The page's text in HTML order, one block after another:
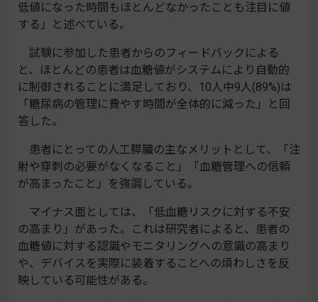
低値になった時間もほとんどなかったことも注目に値
する」と述べている。
試験に参加した患者からのフィードバックによる
と、ほとんどの患者は血糖値がシステムにより自動的
に制御されることに満足しており、10人中9人(89%)は
「糖尿病の管理に費やす時間が全体的に減った」と回
答した。
患者にとっての人工膵臓の主なメリットとして、「注
射や穿刺の必要がなくなること」「血糖管理への信頼
が高まったこと」を強調している。
マイナス面としては、「低血糖リスクに対する不安
の高まり」があった。これは研究者によると、患者の
血糖値に対する認識やモニタリングへの意識の高まり
や、デバイスを実際に装着することへの煩わしさを反
映している可能性がある。